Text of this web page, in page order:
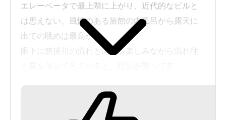
エレーベータで最上階に上がり、近代的なビルと
は思えない、風情のある旅館の内風呂から露天に
出ての眺めは最高かも。
眼下に筑後川の流れと瀬音を楽しみながら流れ往
筑後川温泉、隣の原鶴温泉とは違って、また、こ